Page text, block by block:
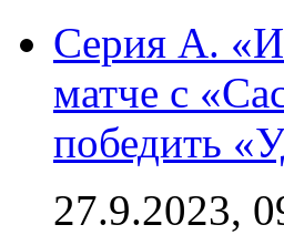
Серия А.
матче с
победить
27.9.2023,